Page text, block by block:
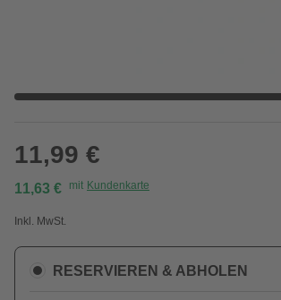
11,99 €
11,63 € mit Kundenkarte
Inkl. MwSt.
RESERVIEREN & ABHOLEN